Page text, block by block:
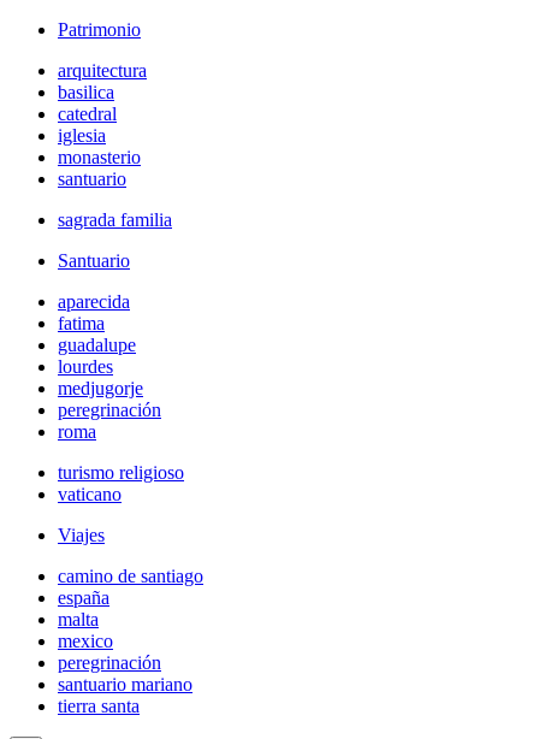
Patrimonio
arquitectura
basilica
catedral
iglesia
monasterio
santuario
sagrada familia
Santuario
aparecida
fatima
guadalupe
lourdes
medjugorje
peregrinación
roma
turismo religioso
vaticano
Viajes
camino de santiago
españa
malta
mexico
peregrinación
santuario mariano
tierra santa